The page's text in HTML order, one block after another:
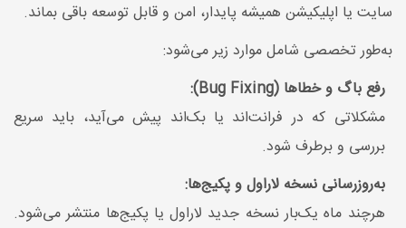
سایت یا اپلیکیشن همیشه پایدار، امن و قابل توسعه باقی بماند.
به‌طور تخصصی شامل موارد زیر می‌شود:
رفع باگ و خطاها (Bug Fixing):
مشکلاتی که در فرانت‌اند یا بک‌اند پیش می‌آید، باید سریع
بررسی و برطرف شود.
به‌روزرسانی نسخه لاراول و پکیج‌ها:
هرچند ماه یک‌بار نسخه جدید لاراول یا پکیج‌ها منتشر می‌شود.